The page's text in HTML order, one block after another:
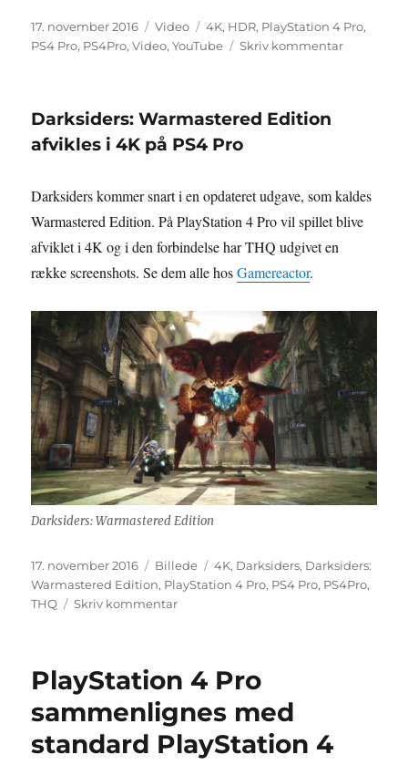
Udgivet
17. november 2016 Format
Video Tags
4K, HDR, PlayStation 4 Pro,
PS4 Pro, PS4Pro,Video,YouTube Skriv kommentartil
PS4
Pro
Darksiders: Warmastered Edition
afvikles i 4K på PS4 Pro
Darksiders kommer snart i en opdateret udgave, som kaldes
Warmastered Edition. På PlayStation 4 Pro vil spillet blive
afviklet i 4K og i den forbindelse har THQ udgivet en
række screenshots. Se dem alle hosGamereactor.
Darksiders: Warmastered Edition
Udgivet
17. november 2016 Format
Billede Tags
4K, Darksiders, Darksiders:
Warmastered Edition, PlayStation 4 Pro, PS4 Pro, PS4Pro,
THQ
Skriv kommentartil
afvikles
4K
på
PS4
PlayStation 4 Pro
sammenlignes med
standard PlayStation 4